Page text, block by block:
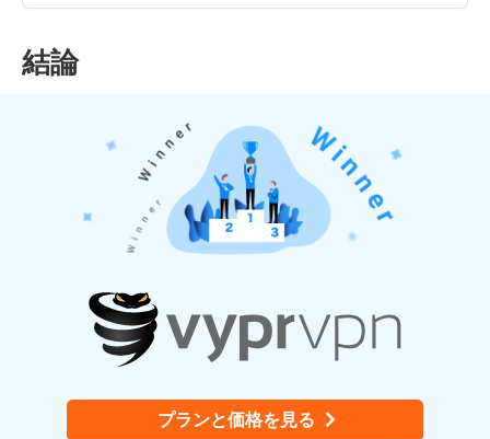
結論
プランと価格を見る